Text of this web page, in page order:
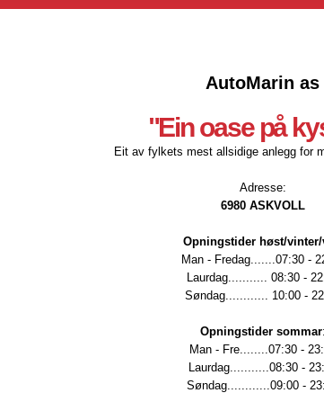
AutoMarin as
"Ein oase på
Eit av fylkets mest allsidige anlegg for
Adresse:
6980 ASKVOLL
Opningstider høst/vinter/
Man - Fredag.......07:30 -
Laurdag........... 08:30 -
Søndag............ 10:00 -
Opningstider sommar:
Man - Fre........07:30 -
Laurdag...........08:30 -
Søndag............09:00 -